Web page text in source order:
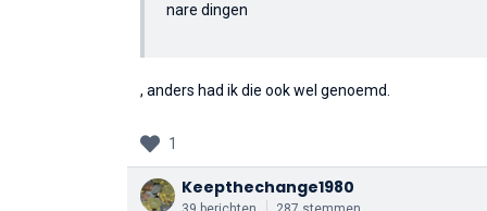
nare dingen
, anders had ik die ook wel genoemd.
1
Keepthechange1980